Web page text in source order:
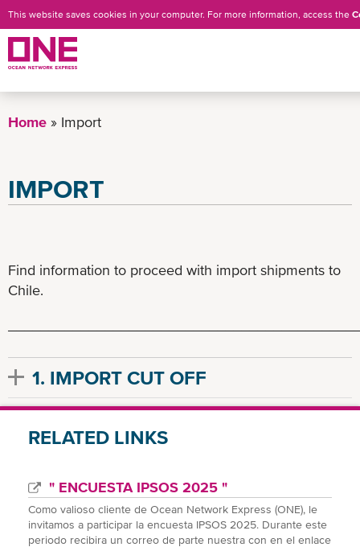
to
This website saves cookies in your computer. For more information, access the
Home Import
IMPORT
Find information to proceed with import shipments to
Chile.
1. IMPORT CUT OFF
RELATED LINKS
" ENCUESTA IPSOS 2025 "
Como valioso cliente de Ocean Network Express (ONE), le
invitamos a participar la encuesta IPSOS 2025. Durante este
periodo recibira un correo de parte nuestra con en el enlace